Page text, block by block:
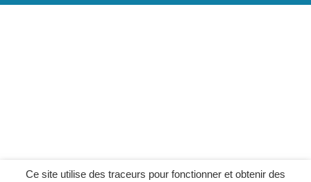
Ce site utilise des traceurs pour fonctionner et obtenir des